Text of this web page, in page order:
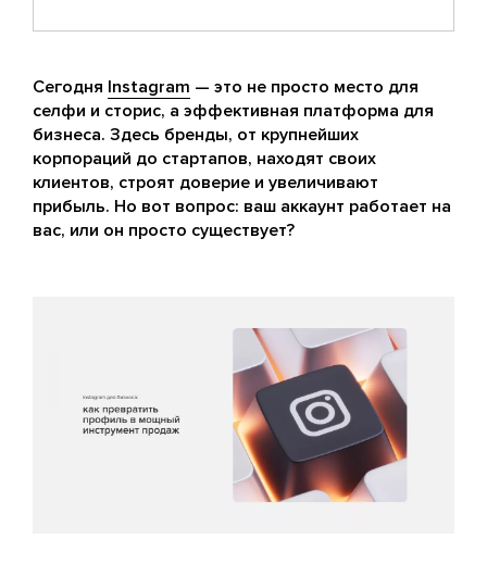
Сегодня Instagram — это не просто место для
селфи и сторис, а эффективная платформа для
бизнеса. Здесь бренды, от крупнейших
корпораций до стартапов, находят своих
клиентов, строят доверие и увеличивают
прибыль. Но вот вопрос: ваш аккаунт работает на
вас, или он просто существует?